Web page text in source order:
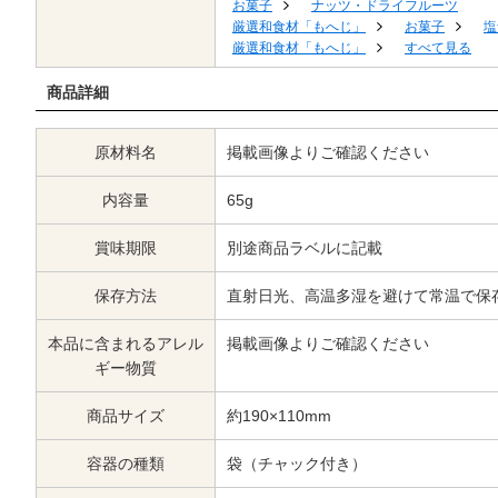
お菓子
ナッツ・ドライフルーツ
厳選和食材「もへじ」
お菓子
厳選和食材「もへじ」
すべて見る
商品詳細
原材料名 掲載画像よりご確認ください
内容量 65g
賞味期限 別途商品ラベルに記載
保存方法 直射日光、高温多湿を避けて常温で保
本品に含まれるアレル
ギー物質
掲載画像よりご確認ください
商品サイズ 約190×110mm
容器の種類 袋（チャック付き）